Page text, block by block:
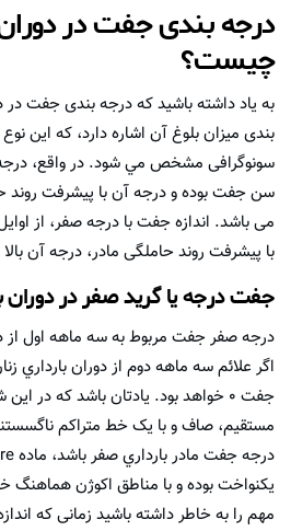
درجه بندی جفت در دوران
چیست؟
به یاد داشته باشید كه درجه بندی جفت در
بندی ميزان بلوغ آن اشاره دارد، كه اين
سونوگرافی مشخص مي شود. در واقع،
می باشد. اندازه جفت با درجه صفر، از
با پیشرفت روند حاملگی مادر، درجه آن
جفت درجه یا گرید صفر در دوران
درجه صفر جفت مربوط به سه ماهه اول از
اگر علائم سه ماهه دوم از دوران بارداري
جفت ۰ خواهد بود. يادتان باشد كه در
مستقیم، صاف و با یک خط متراکم
یکنواخت بوده و با مناطق اکوژن هماهنگ
مهم را به خاطر داشته باشيد زمانی که